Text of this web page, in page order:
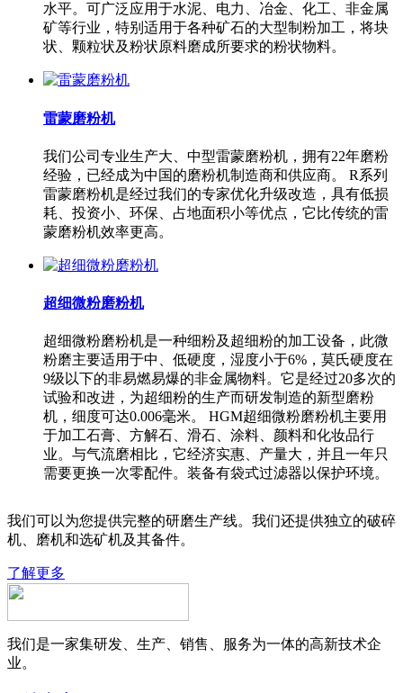
水平。可广泛应用于水泥、电力、冶金、化工、非金属
矿等行业，特别适用于各种矿石的大型制粉加工，将块
状、颗粒状及粉状原料磨成所要求的粉状物料。
雷蒙磨粉机
我们公司专业生产大、中型雷蒙磨粉机，拥有22年磨粉
经验，已经成为中国的磨粉机制造商和供应商。 R系列
雷蒙磨粉机是经过我们的专家优化升级改造，具有低损
耗、投资小、环保、占地面积小等优点，它比传统的雷
蒙磨粉机效率更高。
超细微粉磨粉机
超细微粉磨粉机是一种细粉及超细粉的加工设备，此微
粉磨主要适用于中、低硬度，湿度小于6%，莫氏硬度在
9级以下的非易燃易爆的非金属物料。它是经过20多次的
试验和改进，为超细粉的生产而研发制造的新型磨粉
机，细度可达0.006毫米。 HGM超细微粉磨粉机主要用
于加工石膏、方解石、滑石、涂料、颜料和化妆品行
业。与气流磨相比，它经济实惠、产量大，并且一年只
需要更换一次零配件。装备有袋式过滤器以保护环境。
我们可以为您提供完整的研磨生产线。我们还提供独立的破碎
机、磨机和选矿机及其备件。
了解更多
我们是一家集研发、生产、销售、服务为一体的高新技术企
业。